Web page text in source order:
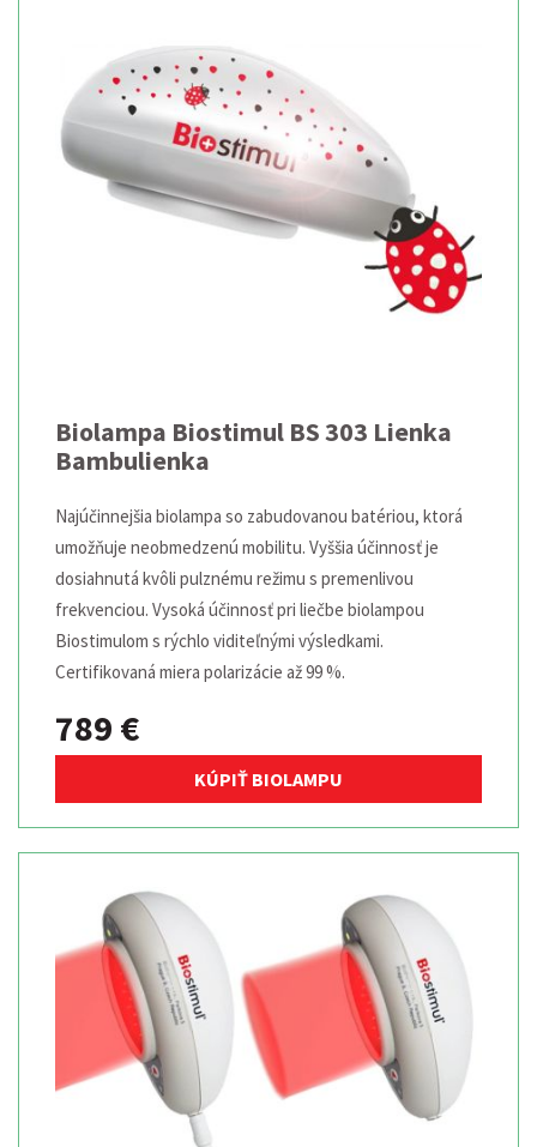
Biolampa Biostimul BS 303 Lienka
Bambulienka
Najúčinnejšia biolampa so zabudovanou batériou, ktorá
umožňuje neobmedzenú mobilitu. Vyššia účinnosť je
dosiahnutá kvôli pulznému režimu s premenlivou
frekvenciou. Vysoká účinnosť pri liečbe biolampou
Biostimulom s rýchlo viditeľnými výsledkami.
Certifikovaná miera polarizácie až 99 %.
789 €
KÚPIŤ BIOLAMPU